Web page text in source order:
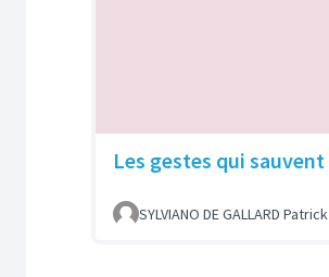
Les gestes qui sauvent
SYLVIANO DE GALLARD Patrick